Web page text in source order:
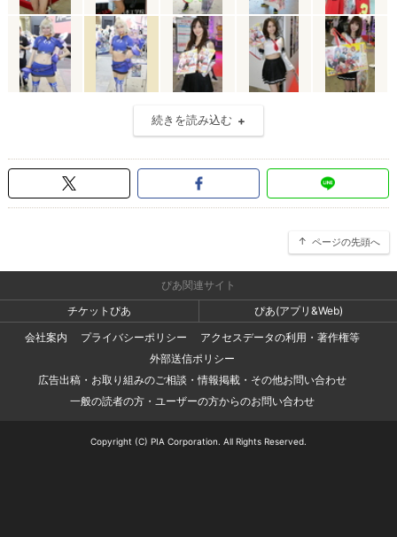
続きを読み込む
ページの先頭へ
ぴあ関連サイト
チケットぴあ
ぴあ(アプリ&Web)
会社案内
プライバシーポリシー
アクセスデータの利用・著作権等
外部送信ポリシー
広告出稿・お取り組みのご相談・情報掲載・その他お問い合わせ
一般の読者の方・ユーザーの方からのお問い合わせ
Copyright (C) PIA Corporation. All Rights Reserved.